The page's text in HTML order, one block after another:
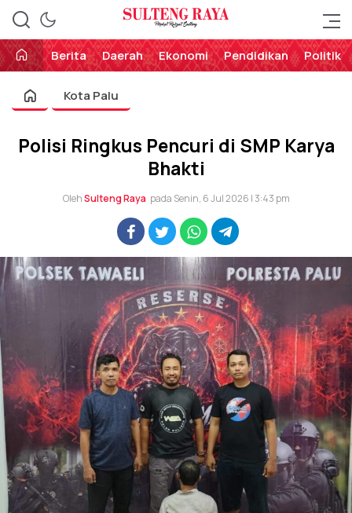
Sulteng Raya
Perekat Rakyat Sulteng
Berita
Daerah Ekonomi Pendidikan Politik
Kota Palu
Polisi Ringkus Pencuri di SMP Karya
Bhakti
OlehSulteng Raya pada Senin, 6 Jul 2026 | 3:43 pm